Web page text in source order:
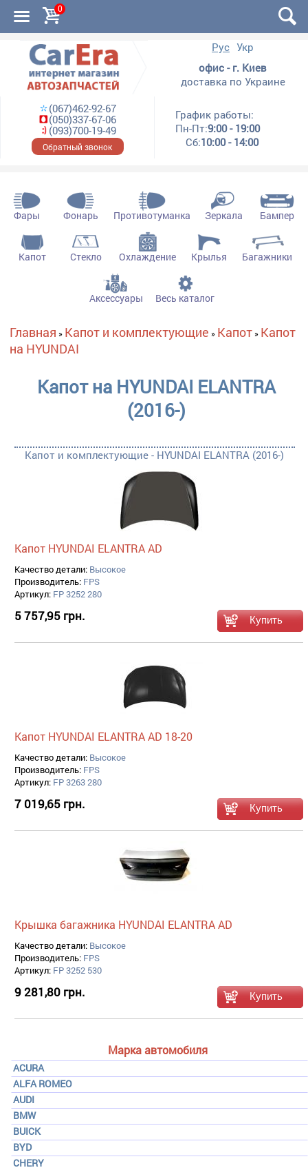
0
Рус Укр
офис - г. Киев
доставка по Украине
(067)462-92-67
(050)337-67-06
(093)700-19-49
Обратный звонок
График работы:
Пн-Пт:9:00 - 19:00
Сб:10:00 - 14:00
Фары Фонарь Противотуманка Зеркала Бампер
Капот Стекло Охлаждение Крылья Багажники
Аксессуары Весь каталог
Марка автомобиля
ACURA
ALFA ROMEO
AUDI
BMW
BUICK
BYD
CHERY
Вы здесь
Главная » Капот и комплектующие » Капот» Капот
на HYUNDAI
Капот на HYUNDAI ELANTRA
(2016-)
Капот и комплектующие - HYUNDAI ELANTRA (2016-)
Капот HYUNDAI ELANTRA AD
Качество детали: Высокое
Производитель: FPS
Артикул: FP 3252 280
5 757,95 грн.
Капот HYUNDAI ELANTRA AD 18-20
Качество детали: Высокое
Производитель: FPS
Артикул: FP 3263 280
7 019,65 грн.
Крышка багажника HYUNDAI ELANTRA AD
Качество детали: Высокое
Производитель: FPS
Артикул: FP 3252 530
9 281,80 грн.